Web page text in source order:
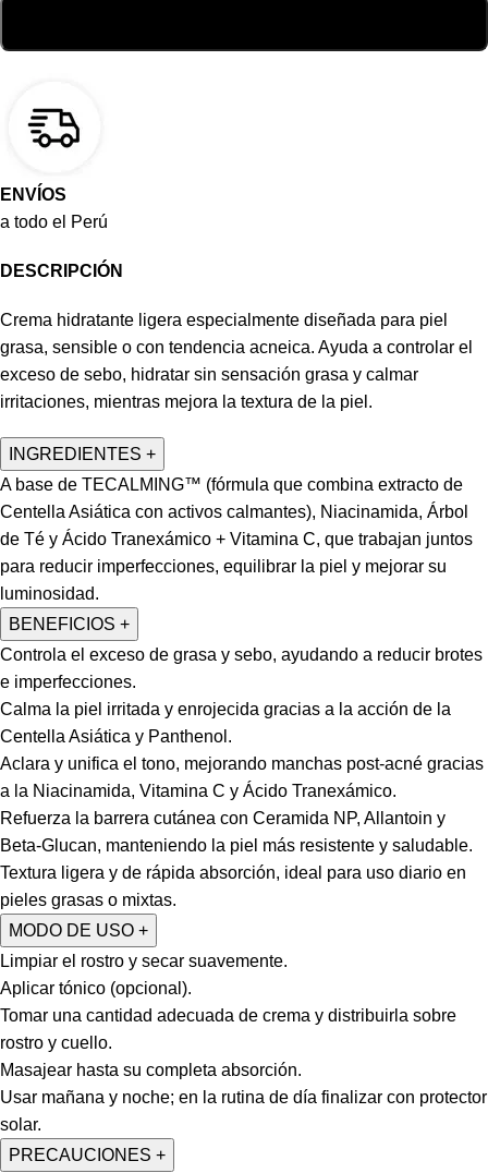
ENVÍOS
a todo el Perú
DESCRIPCIÓN
Crema hidratante ligera especialmente diseñada para piel
grasa, sensible o con tendencia acneica. Ayuda a controlar el
exceso de sebo, hidratar sin sensación grasa y calmar
irritaciones, mientras mejora la textura de la piel.
INGREDIENTES +
A base de TECALMING™ (fórmula que combina extracto de
Centella Asiática con activos calmantes), Niacinamida, Árbol
de Té y Ácido Tranexámico + Vitamina C, que trabajan juntos
para reducir imperfecciones, equilibrar la piel y mejorar su
luminosidad.
BENEFICIOS +
Controla el exceso de grasa y sebo, ayudando a reducir brotes
e imperfecciones.
Calma la piel irritada y enrojecida gracias a la acción de la
Centella Asiática y Panthenol.
Aclara y unifica el tono, mejorando manchas post-acné gracias
a la Niacinamida, Vitamina C y Ácido Tranexámico.
Refuerza la barrera cutánea con Ceramida NP, Allantoin y
Beta-Glucan, manteniendo la piel más resistente y saludable.
Textura ligera y de rápida absorción, ideal para uso diario en
pieles grasas o mixtas.
MODO DE USO +
Limpiar el rostro y secar suavemente.
Aplicar tónico (opcional).
Tomar una cantidad adecuada de crema y distribuirla sobre
rostro y cuello.
Masajear hasta su completa absorción.
Usar mañana y noche; en la rutina de día finalizar con protector
solar.
PRECAUCIONES +